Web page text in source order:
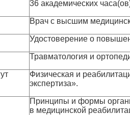
36 академических
Врач с высшим
Удостоверение о
Травматология и
Физическая и
экспертиза».
Принципы и формы
в медицинской